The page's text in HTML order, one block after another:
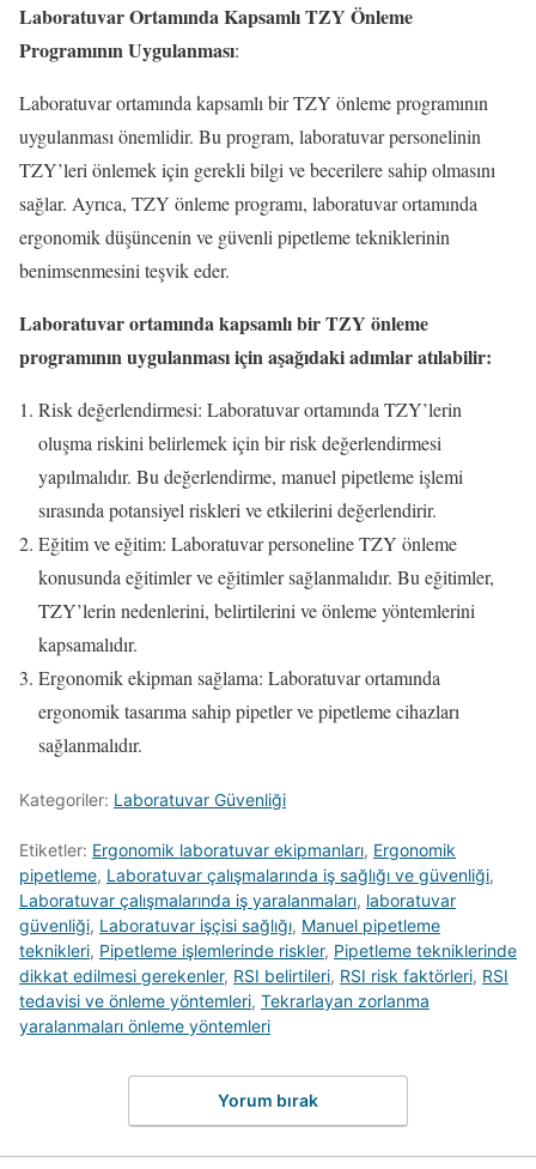
Laboratuvar Ortamında Kapsamlı TZY Önleme
Programının Uygulanması:
Laboratuvar ortamında kapsamlı bir TZY önleme programının
uygulanması önemlidir. Bu program, laboratuvar personelinin
TZY’leri önlemek için gerekli bilgi ve becerilere sahip olmasını
sağlar. Ayrıca, TZY önleme programı, laboratuvar ortamında
ergonomik düşüncenin ve güvenli pipetleme tekniklerinin
benimsenmesini teşvik eder.
Laboratuvar ortamında kapsamlı bir TZY önleme
programının uygulanması için aşağıdaki adımlar atılabilir:
Risk değerlendirmesi: Laboratuvar ortamında TZY’lerin
oluşma riskini belirlemek için bir risk değerlendirmesi
yapılmalıdır. Bu değerlendirme, manuel pipetleme işlemi
sırasında potansiyel riskleri ve etkilerini değerlendirir.
Eğitim ve eğitim: Laboratuvar personeline TZY önleme
konusunda eğitimler ve eğitimler sağlanmalıdır. Bu eğitimler,
TZY’lerin nedenlerini, belirtilerini ve önleme yöntemlerini
kapsamalıdır.
Ergonomik ekipman sağlama: Laboratuvar ortamında
ergonomik tasarıma sahip pipetler ve pipetleme cihazları
sağlanmalıdır.
Kategoriler: Laboratuvar Güvenliği
Etiketler: Ergonomik laboratuvar ekipmanları, Ergonomik
pipetleme, Laboratuvar çalışmalarında iş sağlığı ve güvenliği,
Laboratuvar çalışmalarında iş yaralanmaları, laboratuvar
güvenliği, Laboratuvar işçisi sağlığı, Manuel pipetleme
teknikleri, Pipetleme işlemlerinde riskler, Pipetleme tekniklerinde
dikkat edilmesi gerekenler, RSI belirtileri, RSI risk faktörleri, RSI
tedavisi ve önleme yöntemleri, Tekrarlayan zorlanma
yaralanmaları önleme yöntemleri
Yorum bırak